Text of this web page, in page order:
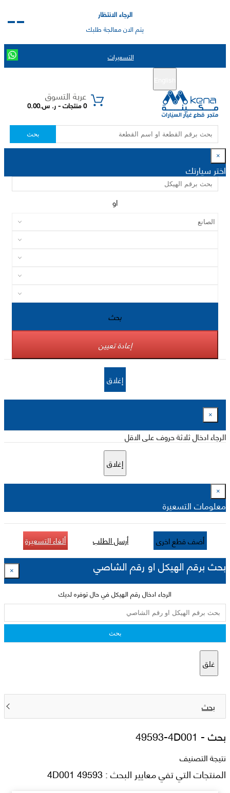
الرجاء الانتظار
يتم الان معالجة طلبك
التسعيرات
عربة التسوق
0 منتجات - ر. س.0.00
بحث
×
اختر سيارتك
او
بحث
إعادة تعيين
إغلاق
×
الرجاء ادخال ثلاثة حروف على الاقل
إغلاق
×
معلومات التسعيرة
أضف قطع اخرى أرسل الطلب ألغاء التسعيرة
بحث برقم الهيكل او رقم الشاصي ×
الرجاء ادخال رقم الهيكل في حال توفره لديك
بحث
غلق
بحث
بحث - 49593-4D001
نتيجة التصنيف
المنتجات التي تفي معايير البحث : 49593 4D001